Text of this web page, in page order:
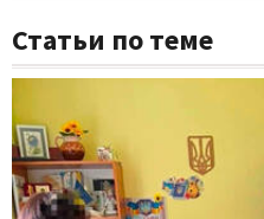
Статьи по теме